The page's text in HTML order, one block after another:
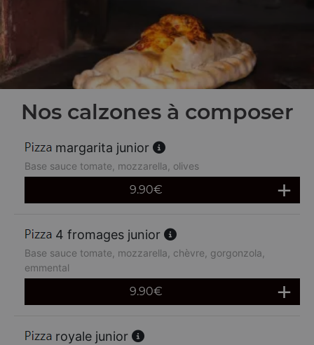
Nos calzones à composer
margarita junior
Base sauce tomate, mozzarella, olives
9.90€
4 fromages junior
Base sauce tomate, mozzarella, chèvre, gorgonzola,
emmental
9.90€
royale junior